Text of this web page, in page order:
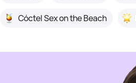
Cóctel Sex on the Beach